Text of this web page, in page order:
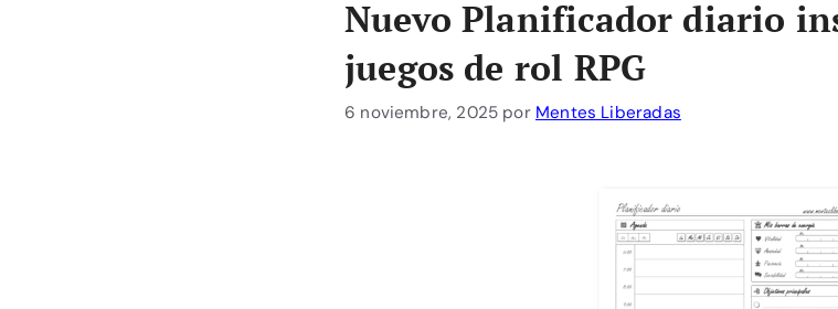
Nuevo Planificador diario
juegos de rol RPG
6 noviembre, 2025 por Mentes Liberadas